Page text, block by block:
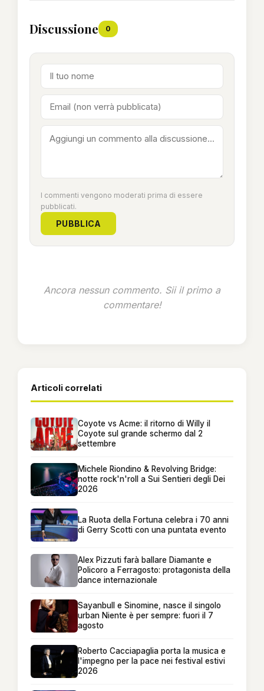
Discussione 0
I commenti vengono moderati prima di essere
pubblicati.
PUBBLICA
Ancora nessun commento. Sii il primo a
commentare!
Articoli correlati
Coyote vs Acme: il ritorno di Willy il
Coyote sul grande schermo dal 2
settembre
Michele Riondino & Revolving Bridge:
notte rock'n'roll a Sui Sentieri degli Dei
2026
La Ruota della Fortuna celebra i 70 anni
di Gerry Scotti con una puntata evento
Alex Pizzuti farà ballare Diamante e
Policoro a Ferragosto: protagonista della
dance internazionale
Sayanbull e Sinomine, nasce il singolo
urban Niente è per sempre: fuori il 7
agosto
Roberto Cacciapaglia porta la musica e
l'impegno per la pace nei festival estivi
2026